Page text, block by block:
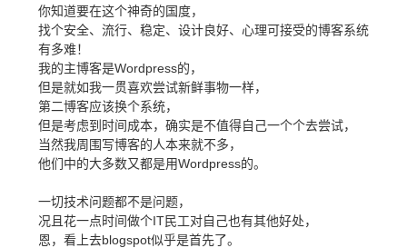
你知道要在这个神奇的国度，
找个安全、流行、稳定、设计良好、心理可接受的博客系统
有多难！
我的主博客是Wordpress的，
但是就如我一贯喜欢尝试新鲜事物一样，
第二博客应该换个系统，
但是考虑到时间成本，确实是不值得自己一个个去尝试，
当然我周围写博客的人本来就不多，
他们中的大多数又都是用Wordpress的。
一切技术问题都不是问题，
况且花一点时间做个IT民工对自己也有其他好处，
恩，看上去blogspot似乎是首先了。